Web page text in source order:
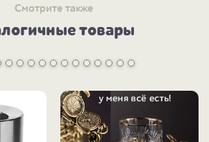
Смотрите также
товары